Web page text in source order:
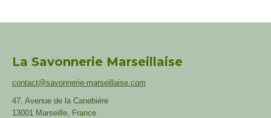
La Savonnerie Marseillaise
contact@savonnerie-marseillaise.com
47, Avenue de la Canebière
13001 Marseille, France